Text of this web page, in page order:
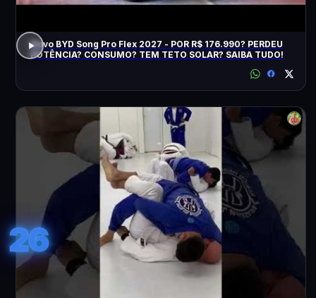
Novo BYD Song Pro Flex 2027 - POR R$ 176.990? PERDEU
POTÊNCIA? CONSUMO? TEM TETO SOLAR? SAIBA TUDO!
26